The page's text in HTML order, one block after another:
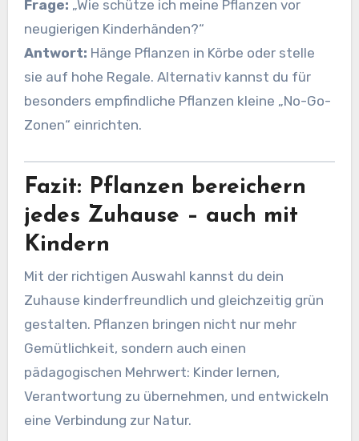
Frage: „Wie schütze ich meine Pflanzen vor
neugierigen Kinderhänden?“
Antwort: Hänge Pflanzen in Körbe oder stelle
sie auf hohe Regale. Alternativ kannst du für
besonders empfindliche Pflanzen kleine „No-Go-
Zonen“ einrichten.
Fazit: Pflanzen bereichern
jedes Zuhause – auch mit
Kindern
Mit der richtigen Auswahl kannst du dein
Zuhause kinderfreundlich und gleichzeitig grün
gestalten. Pflanzen bringen nicht nur mehr
Gemütlichkeit, sondern auch einen
pädagogischen Mehrwert: Kinder lernen,
Verantwortung zu übernehmen, und entwickeln
eine Verbindung zur Natur.